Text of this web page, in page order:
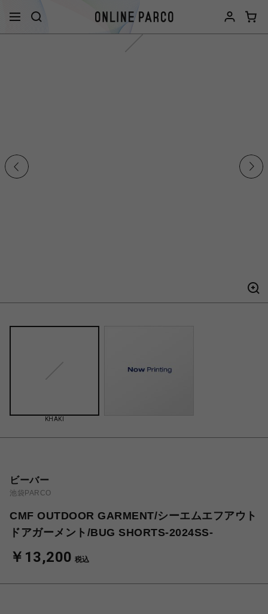
KHAKI
ビーバー
池袋PARCO
CMF OUTDOOR GARMENT/シーエムエフアウト
ドアガーメント/BUG SHORTS-2024SS-
￥13,200 税込